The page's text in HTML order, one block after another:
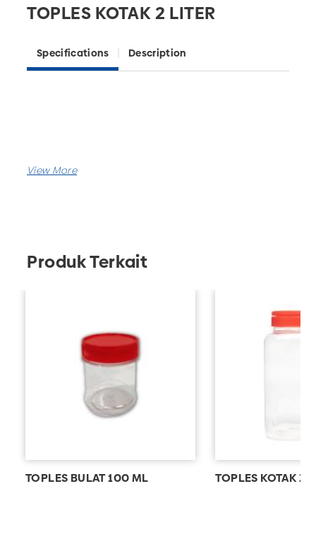
TOPLES KOTAK 2 LITER
Specifications Description
Produk Terkait
TOPLES BULAT 100 ML TOPLES KOTAK 2